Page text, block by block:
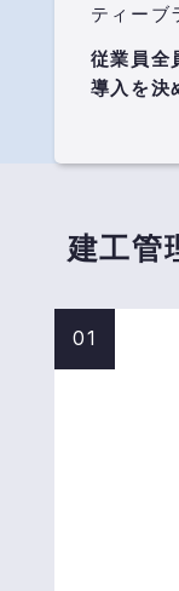
ティーブ
従業員全
導入を決
建工管